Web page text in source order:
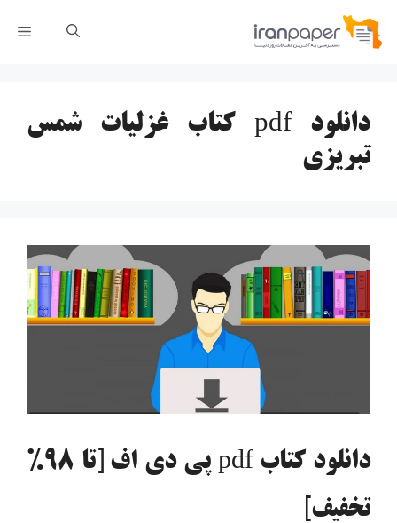
پرش
دانلود pdf کتاب غزلیات شمس
تبریزی
دانلود کتاب pdf پی دی اف [تا 98%
تخفیف]